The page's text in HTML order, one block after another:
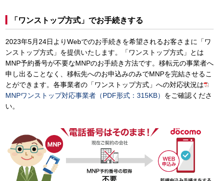
「ワンストップ方式」でお手続きする
2023年5月24日よりWebでのお手続きを希望されるお客さまに「ワ
ンストップ方式」を提供いたします。「ワンストップ方式」とは
MNP予約番号が不要なMNPのお手続き方法です。移転元の事業者へ
申し出ることなく、移転先へのお申込みのみでMNPを完結させるこ
とができます。各事業者の「ワンストップ方式」への対応状況は
MNPワンストップ対応事業者（PDF形式：315KB） をご確認くださ
い。